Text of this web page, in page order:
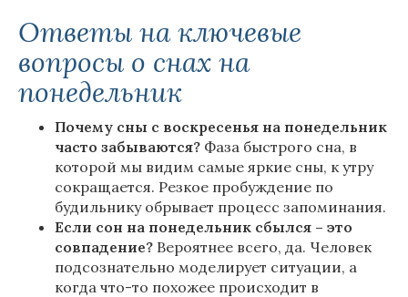
Ответы на ключевые
вопросы о снах на
понедельник
Почему сны с воскресенья на понедельник
часто забываются? Фаза быстрого сна, в
которой мы видим самые яркие сны, к утру
сокращается. Резкое пробуждение по
будильнику обрывает процесс запоминания.
Если сон на понедельник сбылся – это
совпадение? Вероятнее всего, да. Человек
подсознательно моделирует ситуации, а
когда что-то похожее происходит в